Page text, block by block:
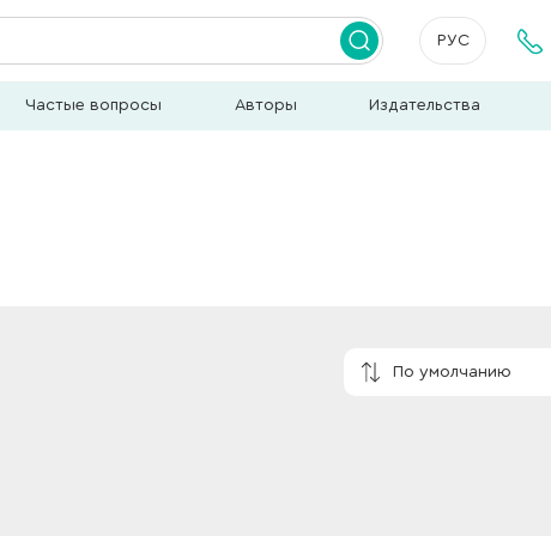
РУС
Частые вопросы Авторы Издательства
По умолчанию